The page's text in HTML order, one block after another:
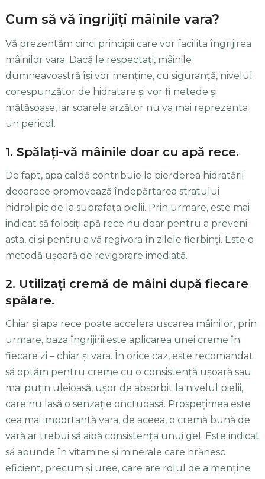
Cum să vă îngrijiţi mâinile vara?
Vă prezentăm cinci principii care vor facilita îngrijirea
mâinilor vara. Dacă le respectaţi, mâinile
dumneavoastră îşi vor menţine, cu siguranţă, nivelul
corespunzător de hidratare şi vor fi netede şi
mătăsoase, iar soarele arzător nu va mai reprezenta
un pericol.
1. Spălaţi-vă mâinile doar cu apă rece.
De fapt, apa caldă contribuie la pierderea hidratării
deoarece promovează îndepărtarea stratului
hidrolipic de la suprafaţa pielii. Prin urmare, este mai
indicat să folosiţi apă rece nu doar pentru a preveni
asta, ci şi pentru a vă regivora în zilele fierbinţi. Este o
metodă uşoară de revigorare imediată.
2. Utilizaţi cremă de mâini după fiecare
spălare.
Chiar şi apa rece poate accelera uscarea mâinilor, prin
urmare, baza îngrijirii este aplicarea unei creme în
fiecare zi – chiar şi vara. În orice caz, este recomandat
să optăm pentru creme cu o consistenţă uşoară sau
mai puţin uleioasă, uşor de absorbit la nivelul pielii,
care nu lasă o senzaţie onctuoasă. Prospeţimea este
cea mai importantă vara, de aceea, o cremă bună de
vară ar trebui să aibă consistenţa unui gel. Este indicat
să abunde în vitamine şi minerale care hrănesc
eficient, precum şi uree, care are rolul de a menţine